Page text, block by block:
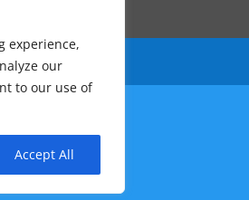
experience,
our
to our use of
Accept All